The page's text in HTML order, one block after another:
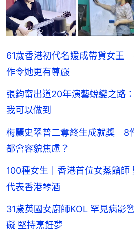
61歲香港初代名媛成帶貨女
作令她更有尊嚴
張鈞甯出道20年演藝蛻變之路
我可以做到
梅麗史翠普二奪終生成就獎
都會容貌焦慮？
100種女生｜香港首位女蒸餾師
代表香港琴酒
31歲英國女廚師KOL 罕見病影
礙 堅持烹飪夢